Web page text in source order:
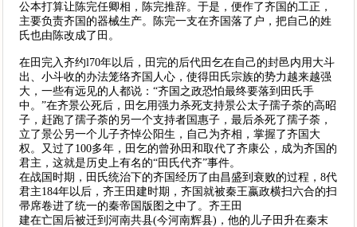
公本打算让陈完任卿相，陈完推辞。于是，便作了齐国的工正，
主要负责齐国的器械生产。陈完一支在齐国落了户，把自己的姓
氏也由陈改成了田。
在田完入齐约l70年以后，田完的后代田乞在自己的封邑内用大斗
出、小斗收的办法笼络齐国人心，使得田氏宗族的势力越来越强
大，一些有远见的人都说：“齐国之政恐怕最终要落到田氏手
中。”在齐景公死后，田乞用强力杀死支持景公太子孺子荼的高昭
子，赶跑了孺子荼的另一个支持者国惠子，最后杀死了孺子荼，
立了景公另一个儿子齐悼公阳生，自己为齐相，掌握了齐国大
权。又过了100多年，田乞的曾孙田和取代了齐康公，成为齐国的
君主，这就是历史上有名的“田氏代齐”事件。
在战国时期，田氏统治下的齐国经历了由昌盛到衰败的过程，8代
君主184年以后，齐王田建时期，齐国就被秦王嬴政横扫六合的扫
帚席卷进了统一的秦帝国版图之中了。齐王田
建在亡国后被迁到河南共县(今河南辉县)，他的儿子田升在秦末